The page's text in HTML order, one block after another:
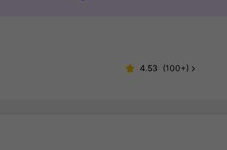
4.53 (100+)